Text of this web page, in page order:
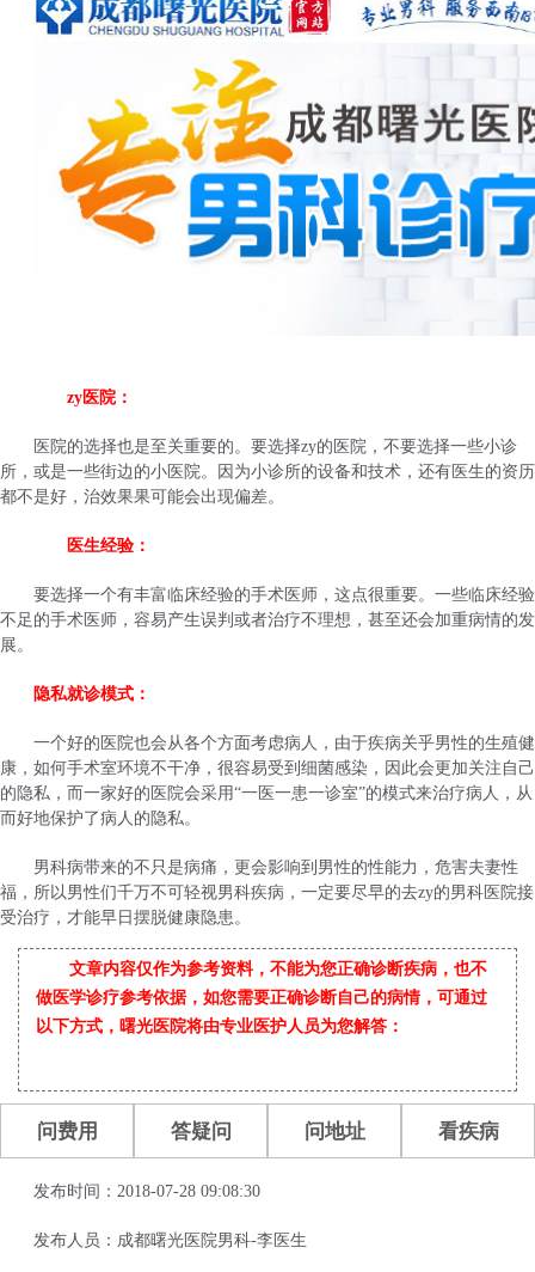
zy医院：
医院的选择也是至关重要的。要选择zy的医院，不要选择一些小诊
所，或是一些街边的小医院。因为小诊所的设备和技术，还有医生的资历
都不是好，治效果果可能会出现偏差。
医生经验：
要选择一个有丰富临床经验的手术医师，这点很重要。一些临床经验
不足的手术医师，容易产生误判或者治疗不理想，甚至还会加重病情的发
展。
隐私就诊模式：
一个好的医院也会从各个方面考虑病人，由于疾病关乎男性的生殖健
康，如何手术室环境不干净，很容易受到细菌感染，因此会更加关注自己
的隐私，而一家好的医院会采用“一医一患一诊室”的模式来治疗病人，从
而好地保护了病人的隐私。
男科病带来的不只是病痛，更会影响到男性的性能力，危害夫妻性
福，所以男性们千万不可轻视男科疾病，一定要尽早的去zy的男科医院接
受治疗，才能早日摆脱健康隐患。
文章内容仅作为参考资料，不能为您正确诊断疾病，也不
做医学诊疗参考依据，如您需要正确诊断自己的病情，可通过
以下方式，曙光医院将由专业医护人员为您解答：
问费用 答疑问 问地址 看疾病
发布时间：2018-07-28 09:08:30
发布人员：成都曙光医院男科-李医生